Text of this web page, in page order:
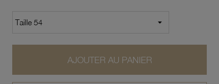
AJOUTER AU PANIER